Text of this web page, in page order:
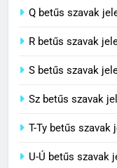
Q betűs szavak
R betűs szavak
S betűs szavak
Sz betűs szavak
T-Ty betűs szavak
U-Ú betűs szavak